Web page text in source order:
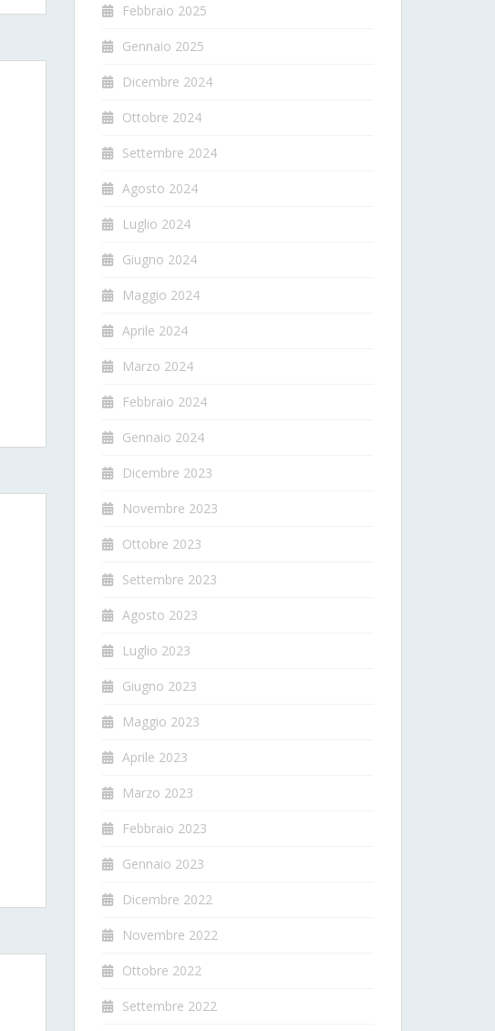
Febbraio 2025
Gennaio 2025
Dicembre 2024
Ottobre 2024
Settembre 2024
Agosto 2024
Luglio 2024
Giugno 2024
Maggio 2024
Aprile 2024
Marzo 2024
Febbraio 2024
Gennaio 2024
Dicembre 2023
Novembre 2023
Ottobre 2023
Settembre 2023
Agosto 2023
Luglio 2023
Giugno 2023
Maggio 2023
Aprile 2023
Marzo 2023
Febbraio 2023
Gennaio 2023
Dicembre 2022
Novembre 2022
Ottobre 2022
Settembre 2022